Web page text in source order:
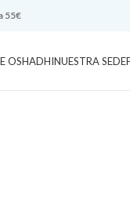
55€
OSHADHINUESTRA SEDE